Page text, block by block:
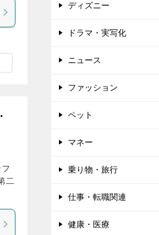
二
ディズニー
ドラマ・実写化
ニュース
ファッション
ペット
マネー
乗り物・旅行
仕事・転職関連
健康・医療